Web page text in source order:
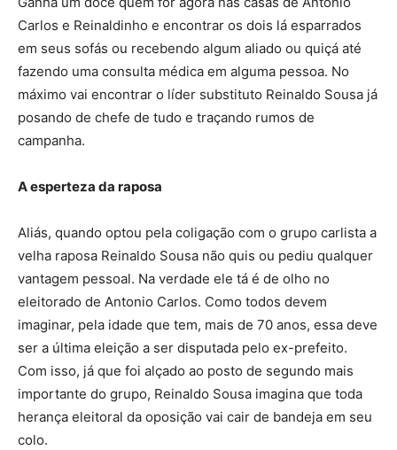
Carlos e Reinaldinho e encontrar os dois lá esparrados
em seus sofás ou recebendo algum aliado ou quiçá até
fazendo uma consulta médica em alguma pessoa. No
máximo vai encontrar o líder substituto Reinaldo Sousa já
posando de chefe de tudo e traçando rumos de
campanha.
A esperteza da raposa
Aliás, quando optou pela coligação com o grupo carlista a
velha raposa Reinaldo Sousa não quis ou pediu qualquer
vantagem pessoal. Na verdade ele tá é de olho no
eleitorado de Antonio Carlos. Como todos devem
imaginar, pela idade que tem, mais de 70 anos, essa deve
ser a última eleição a ser disputada pelo ex-prefeito.
Com isso, já que foi alçado ao posto de segundo mais
importante do grupo, Reinaldo Sousa imagina que toda
herança eleitoral da oposição vai cair de bandeja em seu
colo.